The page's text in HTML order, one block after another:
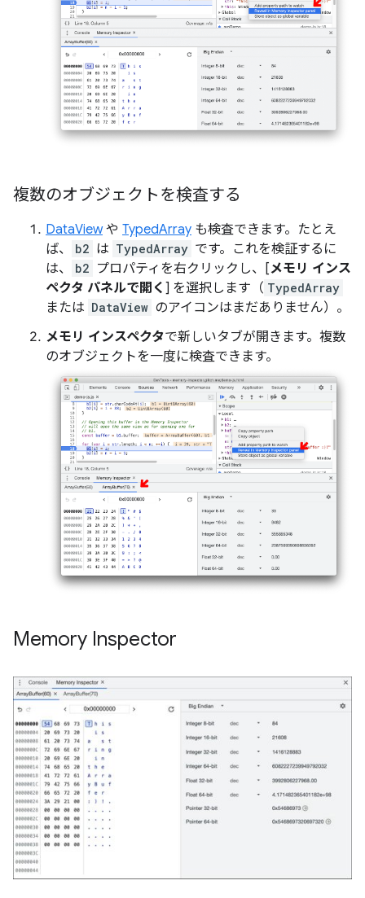
複数のオブジェクトを検査する
DataViewや TypedArray も検査できます。たとえ
ば、
b2 は TypedArray です。これを検証するに
は、
b2 プロパティを右クリックし、[メモリ インス
ペクタ パネルで開く ] を選択します（ TypedArray
または DataView のアイコンはまだありません）。
メモリ インスペクタで新しいタブが開きます。複数
のオブジェクトを一度に検査できます。
Memory Inspector